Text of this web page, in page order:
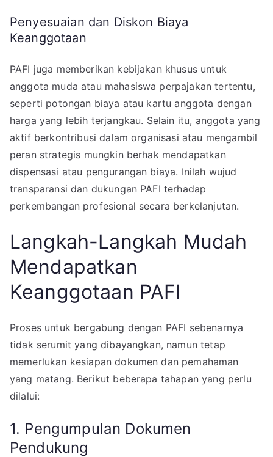
Penyesuaian dan Diskon Biaya
Keanggotaan
PAFI juga memberikan kebijakan khusus untuk
anggota muda atau mahasiswa perpajakan tertentu,
seperti potongan biaya atau kartu anggota dengan
harga yang lebih terjangkau. Selain itu, anggota yang
aktif berkontribusi dalam organisasi atau mengambil
peran strategis mungkin berhak mendapatkan
dispensasi atau pengurangan biaya. Inilah wujud
transparansi dan dukungan PAFI terhadap
perkembangan profesional secara berkelanjutan.
Langkah-Langkah Mudah
Mendapatkan
Keanggotaan PAFI
Proses untuk bergabung dengan PAFI sebenarnya
tidak serumit yang dibayangkan, namun tetap
memerlukan kesiapan dokumen dan pemahaman
yang matang. Berikut beberapa tahapan yang perlu
dilalui:
1. Pengumpulan Dokumen
Pendukung